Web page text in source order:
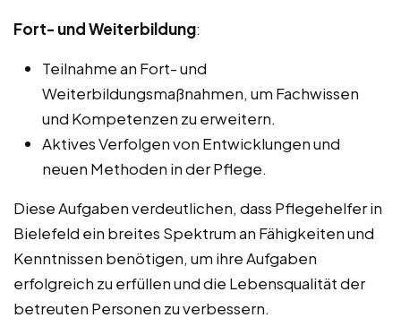
Fort- und Weiterbildung:
Teilnahme an Fort- und
Weiterbildungsmaßnahmen, um Fachwissen
und Kompetenzen zu erweitern.
Aktives Verfolgen von Entwicklungen und
neuen Methoden in der Pflege.
Diese Aufgaben verdeutlichen, dass Pflegehelfer in
Bielefeld ein breites Spektrum an Fähigkeiten und
Kenntnissen benötigen, um ihre Aufgaben
erfolgreich zu erfüllen und die Lebensqualität der
betreuten Personen zu verbessern.